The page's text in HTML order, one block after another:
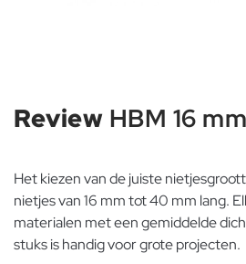
Review HBM 16
Het kiezen van de juiste
nietjes van 16 mm tot 40 mm lang.
materialen met een gemiddelde
stuks is handig voor grote projecten.